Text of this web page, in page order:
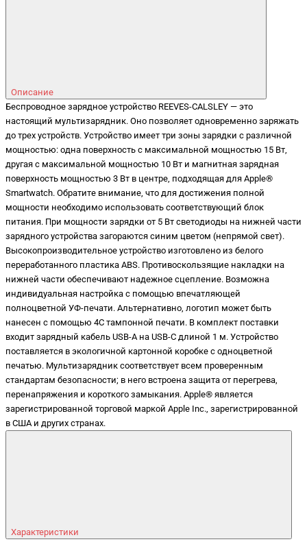
Описание
Беспроводное зарядное устройство REEVES-CALSLEY — это
настоящий мультизарядник. Оно позволяет одновременно заряжать
до трех устройств. Устройство имеет три зоны зарядки с различной
мощностью: одна поверхность с максимальной мощностью 15 Вт,
другая с максимальной мощностью 10 Вт и магнитная зарядная
поверхность мощностью 3 Вт в центре, подходящая для Apple®
Smartwatch. Обратите внимание, что для достижения полной
мощности необходимо использовать соответствующий блок
питания. При мощности зарядки от 5 Вт светодиоды на нижней части
зарядного устройства загораются синим цветом (непрямой свет).
Высокопроизводительное устройство изготовлено из белого
переработанного пластика ABS. Противоскользящие накладки на
нижней части обеспечивают надежное сцепление. Возможна
индивидуальная настройка с помощью впечатляющей
полноцветной УФ-печати. Альтернативно, логотип может быть
нанесен с помощью 4C тампонной печати. В комплект поставки
входит зарядный кабель USB-A на USB-C длиной 1 м. Устройство
поставляется в экологичной картонной коробке с одноцветной
печатью. Мультизарядник соответствует всем проверенным
стандартам безопасности; в него встроена защита от перегрева,
перенапряжения и короткого замыкания. Apple® является
зарегистрированной торговой маркой Apple Inc., зарегистрированной
в США и других странах.
Характеристики